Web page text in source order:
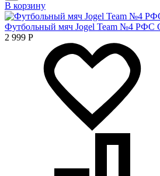
В корзину
Футбольный мяч Jogel Team №4 РФС
2 999 Р